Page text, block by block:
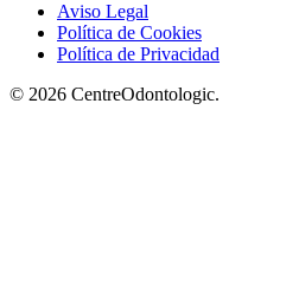
Aviso Legal
Política de Cookies
Política de Privacidad
© 2026 CentreOdontologic.